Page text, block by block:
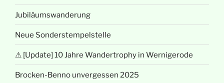
Jubiläumswanderung
Neue Sonderstempelstelle
⚠ [Update] 10 Jahre Wandertrophy in Wernigerode
Brocken-Benno unvergessen 2025